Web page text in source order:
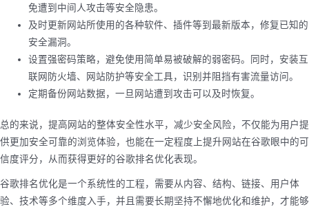
免遭到中间人攻击等安全隐患。
及时更新网站所使用的各种软件、插件等到最新版本，修复已知的
安全漏洞。
设置强密码策略，避免使用简单易被破解的弱密码。同时，安装互
联网防火墙、网站防护等安全工具，识别并阻挡有害流量访问。
定期备份网站数据，一旦网站遭到攻击可以及时恢复。
总的来说，提高网站的整体安全性水平，减少安全风险，不仅能为用户提
供更加安全可靠的浏览体验，也能在一定程度上提升网站在谷歌眼中的可
信度评分，从而获得更好的谷歌排名优化表现。
谷歌排名优化是一个系统性的工程，需要从内容、结构、链接、用户体
验、技术等多个维度入手，并且需要长期坚持不懈地优化和维护，才能够